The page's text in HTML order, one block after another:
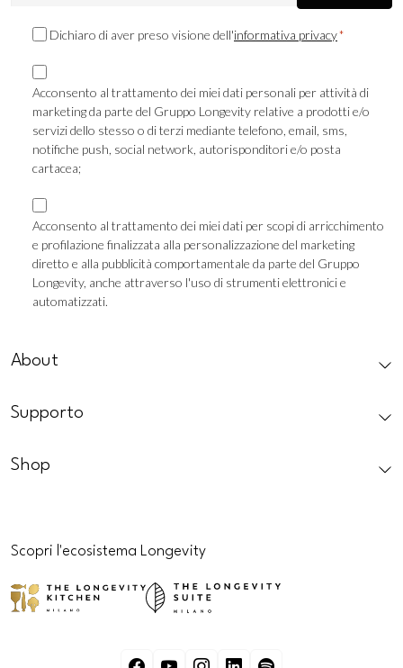
ConsensoDichiaro di aver preso visione dell'informativa privacy*
Consenso
Marketing
TLS
Acconsento al trattamento dei miei dati personali per attività di
marketing da parte del Gruppo Longevity relative a prodotti e/o
servizi dello stesso o di terzi mediante telefono, email, sms,
notifiche push, social network, autorisponditori e/o posta
cartacea;
Consenso
Marketing
Profilazione
Acconsento al trattamento dei miei dati per scopi di arricchimento
e profilazione finalizzata alla personalizzazione del marketing
diretto e alla pubblicità comportamentale da parte del Gruppo
Longevity, anche attraverso l'uso di strumenti elettronici e
automatizzati.
About
Supporto
Shop
Scopri l'ecosistema Longevity